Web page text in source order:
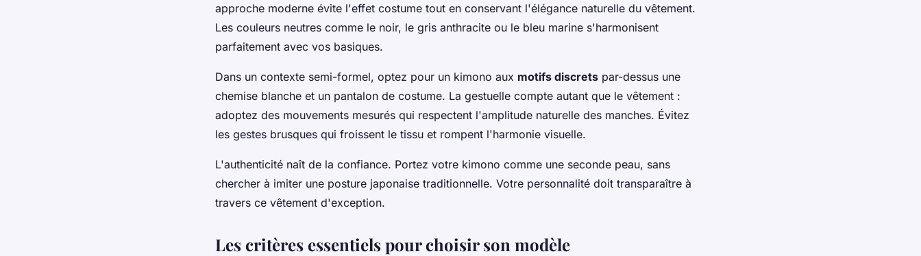
approche moderne évite l'effet costume tout en conservant l'élégance naturelle du vêtement.
Les couleurs neutres comme le noir, le gris anthracite ou le bleu marine s'harmonisent
parfaitement avec vos basiques.
Dans un contexte semi-formel, optez pour un kimono aux motifs discrets par-dessus une
chemise blanche et un pantalon de costume. La gestuelle compte autant que le vêtement :
adoptez des mouvements mesurés qui respectent l'amplitude naturelle des manches. Évitez
les gestes brusques qui froissent le tissu et rompent l'harmonie visuelle.
L'authenticité naît de la confiance. Portez votre kimono comme une seconde peau, sans
chercher à imiter une posture japonaise traditionnelle. Votre personnalité doit transparaître à
travers ce vêtement d'exception.
Les critères essentiels pour choisir son modèle